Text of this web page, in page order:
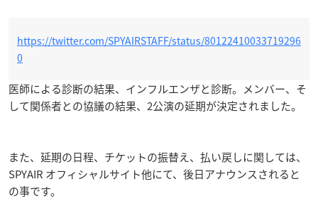
https://twitter.com/SPYAIRSTAFF/status/80122410033719296
0
医師による診断の結果、インフルエンザと診断。メンバー、そ
して関係者との協議の結果、2公演の延期が決定されました。
また、延期の日程、チケットの振替え、払い戻しに関しては、
SPYAIR オフィシャルサイト他にて、後日アナウンスされると
の事です。